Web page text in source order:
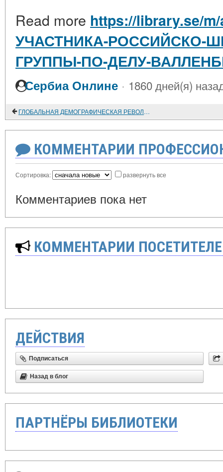
Read more https://library.se/
УЧАСТНИКА-РОССИЙСКО-
ГРУППЫ-ПО-ДЕЛУ-
Сербиа Онлине · 1860 дней(я)
ГЛОБАЛЬНАЯ ДЕМОГРАФИЧЕСКАЯ РЕВОЛЮЦИЯ И БУДУЩЕЕ ЧЕЛОВЕЧЕСТВА
КОММЕНТАРИИ
Сортировка: развернуть все
Комментариев пока нет
КОММЕНТАРИИ
ДЕЙСТВИЯ
Подписаться
Назад в блог
ПАРТНЁРЫ БИБЛИОТЕКИ